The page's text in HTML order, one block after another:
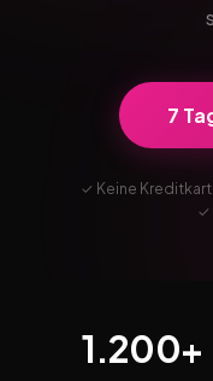
7
✓ Keine
✓
1.200+